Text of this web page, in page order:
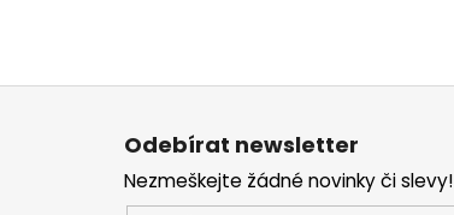
Z
Odebírat newsletter
Nezmeškejte žádné novinky či slevy!